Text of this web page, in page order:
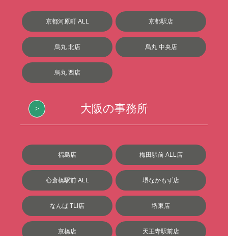
京都河原町 ALL 京都駅店
烏丸 北店 烏丸 中央店
烏丸 西店
大阪の事務所
福島店 梅田駅前 ALL店
心斎橋駅前 ALL 堺なかもず店
なんば TLI店 堺東店
京橋店 天王寺駅前店